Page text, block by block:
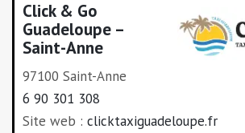
Click & Go
Guadeloupe –
Saint-Anne
97100 Saint-Anne
6 90 301 308
Site web : clicktaxiguadeloupe.fr